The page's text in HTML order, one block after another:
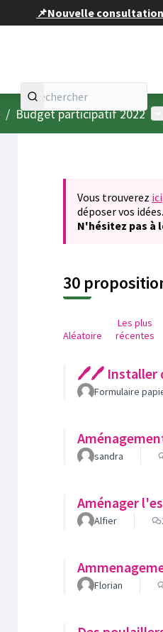
📌Nouvelle
/ Budget participatif 2022
Vous trouverez ici
déposer vos idées.
N'hésitez pas à
30
Aléatoire
Les plus
récentes
🖊🖊 Installer
Formulaire
sandra
Aménager
Alfier
Florian